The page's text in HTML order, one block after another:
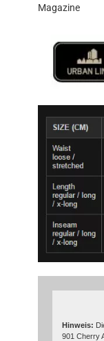
Magazine
Hinweis:
901 Cherry